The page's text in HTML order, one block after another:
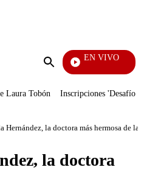
Enviar
EN VIVO
Laura Tobón Inscripciones 'Desafío'
Hernández, la doctora más hermosa de
la doctora